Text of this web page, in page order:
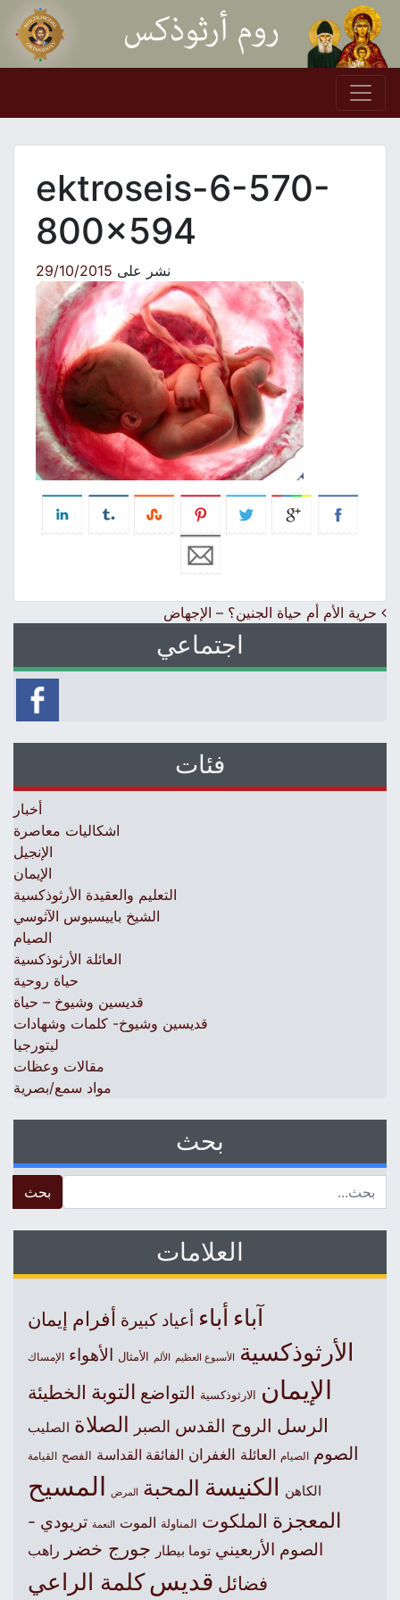
Skip to content
Main Navigation
ektroseis-6-570-
800×594
نشر على29/10/2015
Post navigation
حرية الأم أم حياة الجنين؟ – الإجهاض
اجتماعي
فئات
أخبار
اشكاليات معاصرة
الإنجيل
الإيمان
التعليم والعقيدة الأرثوذكسية
الشيخ باييسيوس الآثوسي
الصيام
العائلة الأرثوذكسية
حياة روحية
قديسين وشيوخ – حياة
قديسين وشيوخ- كلمات وشهادات
ليتورجيا
مقالات وعظات
مواد سمع/بصرية
بحث
العلامات
آباءأباء أعياد كبيرة أفرام إيمان
الأرثوذكسية الأسبوع العظيم الألم الأمثال الأهواء الإمساك
الإيمان الارثوذكسية التواضع التوبة الخطيئة
الرسل الروح القدس الصبر الصلاة الصليب
الصوم الصيام العائلة الغفران الفائقة القداسة الفصح القيامة
الكاهن الكنيسةالمحبة المرض المسيح
المعجزة الملكوت المناولة الموت النعمة تريودي -
الصوم الأربعيني توما بيطار جورج خضر راهب
فضائل قديس كلمة الراعي